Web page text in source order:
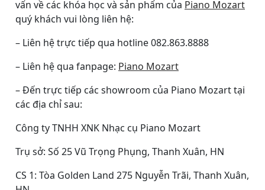
vấn về các khóa học và sản phẩm của Piano Mozart
quý khách vui lòng liên hệ:
– Liên hệ trực tiếp qua hotline 082.863.8888
– Liên hệ qua fanpage: Piano Mozart
– Đến trực tiếp các showroom của Piano Mozart tại
các địa chỉ sau:
Công ty TNHH XNK Nhạc cụ Piano Mozart
Trụ sở: Số 25 Vũ Trọng Phụng, Thanh Xuân, HN
CS 1: Tòa Golden Land 275 Nguyễn Trãi, Thanh Xuân,